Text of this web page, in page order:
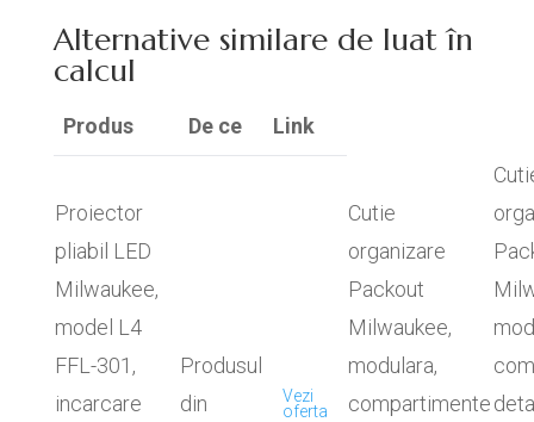
Alternative similare de luat în
calcul
Produs De ce Link
Proiector
pliabil LED
Milwaukee,
model L4
FFL-301,
incarcare
Produsul
din
Vezi
oferta
Cutie
organizare
Packout
Milwaukee,
modulara,
compartimente